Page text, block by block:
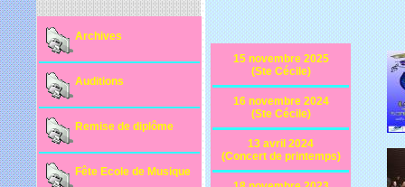
Archives
Auditions
Remise de diplôme
Fête Ecole de Musique
15 novembre 2025
(Ste Cécile)
16 novembre 2024
(Ste Cécile)
13 avril 2024
(Concert de printemps)